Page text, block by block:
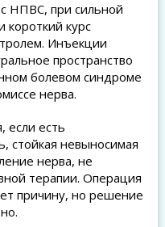
НПВС, при сильной
курс
Инъекции
пространство
болевом синдроме
нерва.
если есть
стойкая невыносимая
нерва, не
терапии. Операция
причину, но решение